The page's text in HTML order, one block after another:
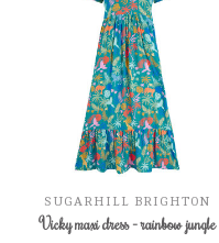
SUGARHILL BRIGHTON
Vicky maxi dress - rainbow jungle